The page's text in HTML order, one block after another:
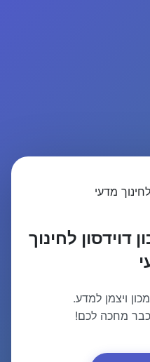
דוידסון לחינוך
ויצמן למדע.
מחכה לכם!